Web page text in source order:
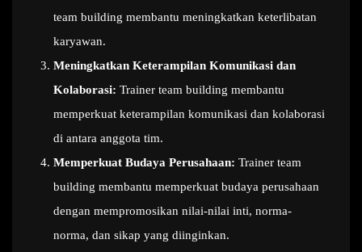
team building membantu meningkatkan keterlibatan
karyawan.
Meningkatkan Keterampilan Komunikasi dan
Kolaborasi: Trainer team building membantu
memperkuat keterampilan komunikasi dan kolaborasi
di antara anggota tim.
Memperkuat Budaya Perusahaan: Trainer team
building membantu memperkuat budaya perusahaan
dengan mempromosikan nilai-nilai inti, norma-
norma, dan sikap yang diinginkan.